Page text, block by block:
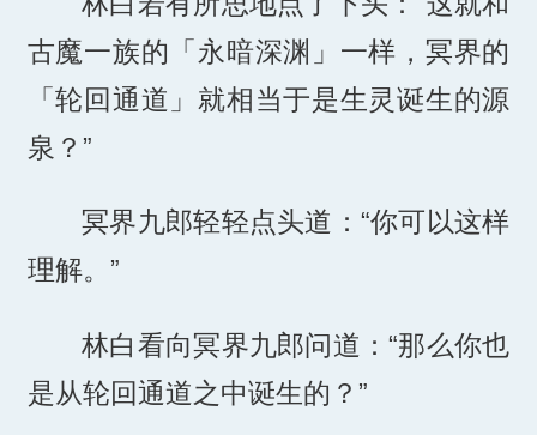
古魔一族的「永暗深渊」一样，冥界的
「轮回通道」就相当于是生灵诞生的源
泉？”
冥界九郎轻轻点头道：“你可以这样
理解。”
林白看向冥界九郎问道：“那么你也
是从轮回通道之中诞生的？”